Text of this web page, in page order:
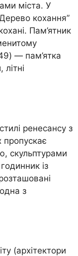
міста. У
кохання”
Пам’ятник
— пам’ятка
ренесансу з
скульптурами
із
з
(архітектори